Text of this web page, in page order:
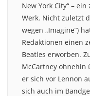
New York City“ –
Werk. Nicht zuletzt
wegen „Imagine“)
Redaktionen einen
Beatles erworben.
McCartney
er sich vor Lennon
sich auch im